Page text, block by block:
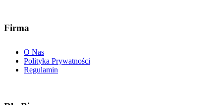
Firma
O Nas
Polityka Prywatności
Regulamin